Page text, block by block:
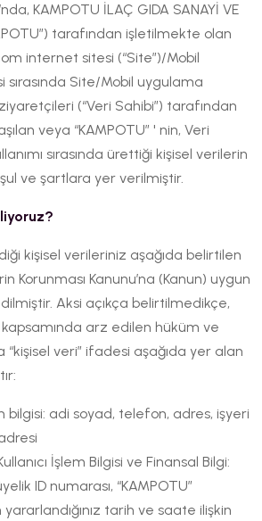
KAMPOTU İLAÇ GIDA SANAYİ VE
tarafından işletilmekte olan
internet sitesi (“Site”)/Mobil
Site/Mobil uygulama
(“Veri Sahibi”) tarafından
veya “KAMPOTU” ' nin, Veri
sırasında ürettiği kişisel verilerin
ve şartlara yer verilmiştir.
kişisel verileriniz aşağıda belirtilen
Korunması Kanunu’na (Kanun) uygun
Aksi açıkça belirtilmedikçe,
kapsamında arz edilen hüküm ve
“kişisel veri” ifadesi aşağıda yer alan
bilgisi: adi soyad, telefon, adres, işyeri
İşlem Bilgisi ve Finansal Bilgi:
ID numarası, “KAMPOTU”
tarih ve saate ilişkin